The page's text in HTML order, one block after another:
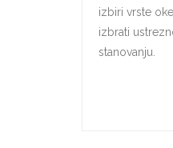
izbiri vrste
izbrati
stanovanju.